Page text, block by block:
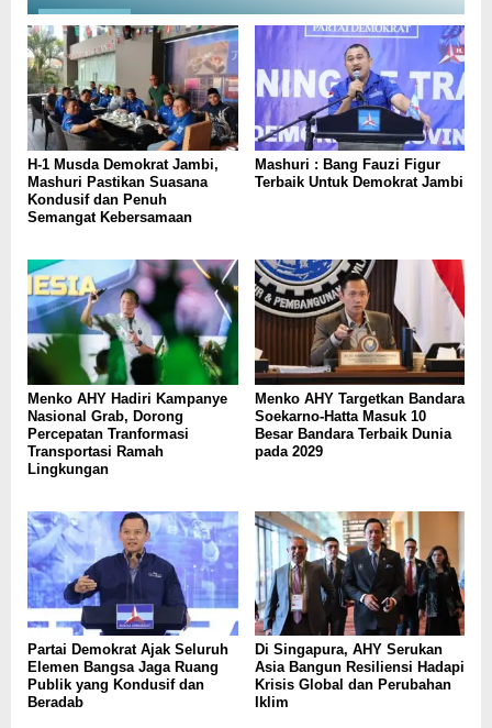
H-1 Musda Demokrat Jambi,
Mashuri Pastikan Suasana
Kondusif dan Penuh
Semangat Kebersamaan
Mashuri : Bang Fauzi Figur
Terbaik Untuk Demokrat Jambi
Menko AHY Hadiri Kampanye
Nasional Grab, Dorong
Percepatan Tranformasi
Transportasi Ramah
Lingkungan
Menko AHY Targetkan Bandara
Soekarno-Hatta Masuk 10
Besar Bandara Terbaik Dunia
pada 2029
Partai Demokrat Ajak Seluruh
Elemen Bangsa Jaga Ruang
Publik yang Kondusif dan
Beradab
Di Singapura, AHY Serukan
Asia Bangun Resiliensi Hadapi
Krisis Global dan Perubahan
Iklim